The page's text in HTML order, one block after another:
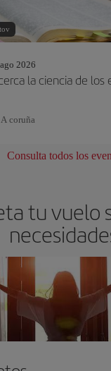
2026
la ciencia de los
coruña
Consulta todos los
tu vuelo